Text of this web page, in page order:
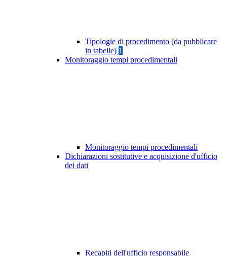
Tipologie di procedimento (da pubblicare
in tabelle) 1
Monitoraggio tempi procedimentali
Monitoraggio tempi procedimentali
Dichiarazioni sostitutive e acquisizione d'ufficio
dei dati
Recapiti dell'ufficio responsabile